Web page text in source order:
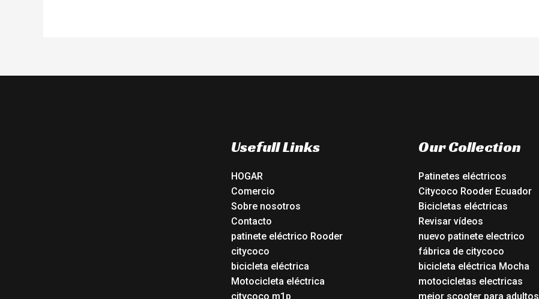
Usefull Links
HOGAR
Comercio
Sobre nosotros
Contacto
patinete eléctrico Rooder
citycoco
bicicleta eléctrica
Motocicleta eléctrica
citycoco m1p
Our Collection
Patinetes eléctricos
Citycoco Rooder Ecuador
Bicicletas eléctricas
Revisar vídeos
nuevo patinete electrico
fábrica de citycoco
bicicleta eléctrica Mocha
motocicletas electricas
mejor scooter para adultos